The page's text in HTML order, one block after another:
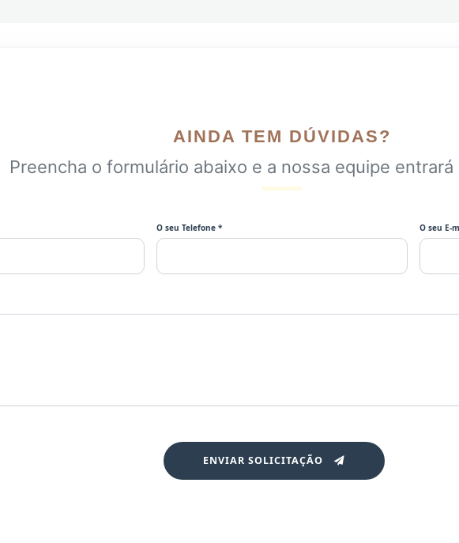
AINDA TEM DÚVIDAS?
Preencha o formulário abaixo e a nossa equipe
O seu Telefone * O seu E-
ENVIAR SOLICITAÇÃO